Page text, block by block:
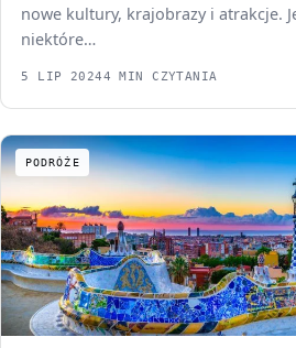
nowe kultury, krajobrazy i atrakcje.
niektóre…
5 LIP 20244 MIN CZYTANIA
PODRÓŻE